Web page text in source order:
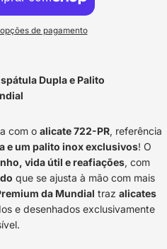
de pagamento
Dupla e Palito
com o alicate 722-PR, referência
e um palito inox exclusivos! O
vida útil e reafiações, com
que se ajusta à mão com mais
da Mundial traz alicates
e desenhados exclusivamente